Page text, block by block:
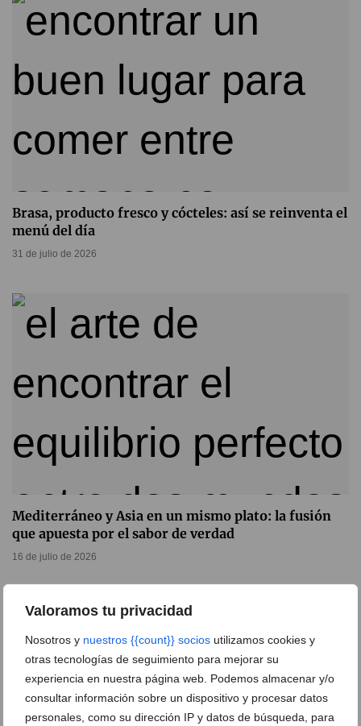
Valoramos tu privacidad
Nosotros y nuestros {{count}} socios utilizamos cookies y
otras tecnologías de seguimiento para mejorar su
experiencia en nuestra página web. Podemos almacenar y/o
consultar información sobre un dispositivo y procesar datos
personales, como su dirección IP y datos de búsqueda, para
Brasa, producto fresco y cócteles: así se reinventa el
menú del día
31 de julio de 2026
Mediterráneo y Asia en un mismo plato: la fusión
que apuesta por el sabor de verdad
16 de julio de 2026